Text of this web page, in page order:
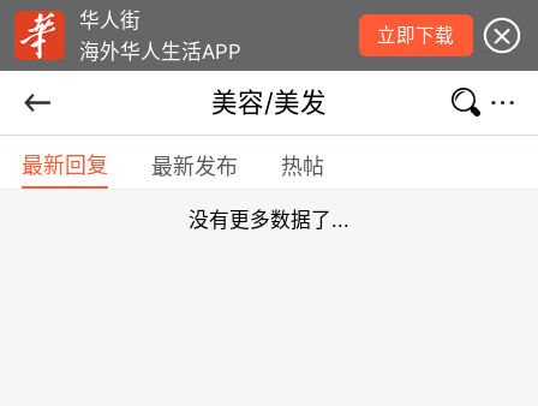
华人街
海外华人生活APP
立即下载
美容/美发
最新回复 最新发布 热帖
没有更多数据了...